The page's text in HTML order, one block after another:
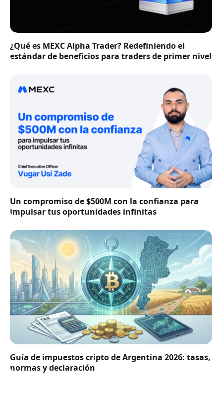
¿Qué es MEXC Alpha Trader? Redefiniendo el
estándar de beneficios para traders de primer nivel
Un compromiso de $500M con la confianza para
impulsar tus oportunidades infinitas
Guía de impuestos cripto de Argentina 2026: tasas,
normas y declaración